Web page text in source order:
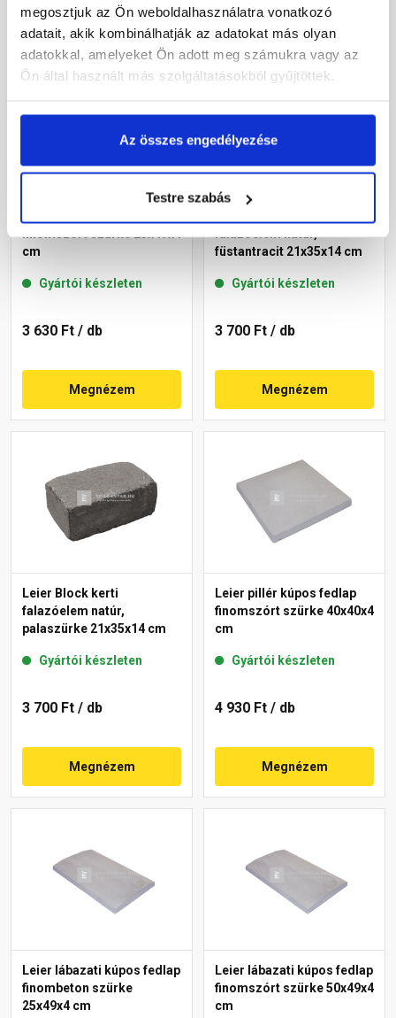
megosztjuk az Ön weboldalhasználatra vonatkozó
adatait, akik kombinálhatják az adatokat más olyan
adatokkal, amelyeket Ön adott meg számukra vagy az
Ön által használt más szolgáltatásokból gyűjtöttek.
Az összes engedélyezése
Testre szabás
Megnézem Megnézem
finomszórt szürke 25x49x4
cm
Gyártói készleten
3 630 Ft / db
Megnézem
falazóelem natúr,
füstantracit 21x35x14 cm
Gyártói készleten
3 700 Ft / db
Megnézem
Leier Block kerti
falazóelem natúr,
palaszürke 21x35x14 cm
Gyártói készleten
3 700 Ft / db
Megnézem
Leier pillér kúpos fedlap
finomszórt szürke 40x40x4
cm
Gyártói készleten
4 930 Ft / db
Megnézem
Leier lábazati kúpos fedlap
finombeton szürke
25x49x4 cm
Leier lábazati kúpos fedlap
finomszórt szürke 50x49x4
cm